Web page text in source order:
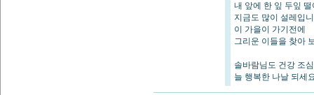
내 앞에 한 잎 두잎
지금도 많이 설레입
이 가을이 가기전에
그리운 이들을 찾아
솔바람님도 건강 조
늘 행복한 나날 되세